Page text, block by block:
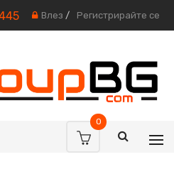
Влез / Регистрирайте се
0